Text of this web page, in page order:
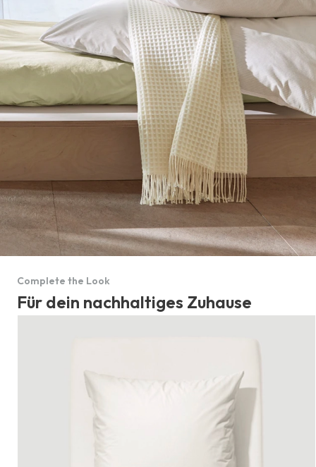
Complete the Look
Für dein nachhaltiges Zuhause